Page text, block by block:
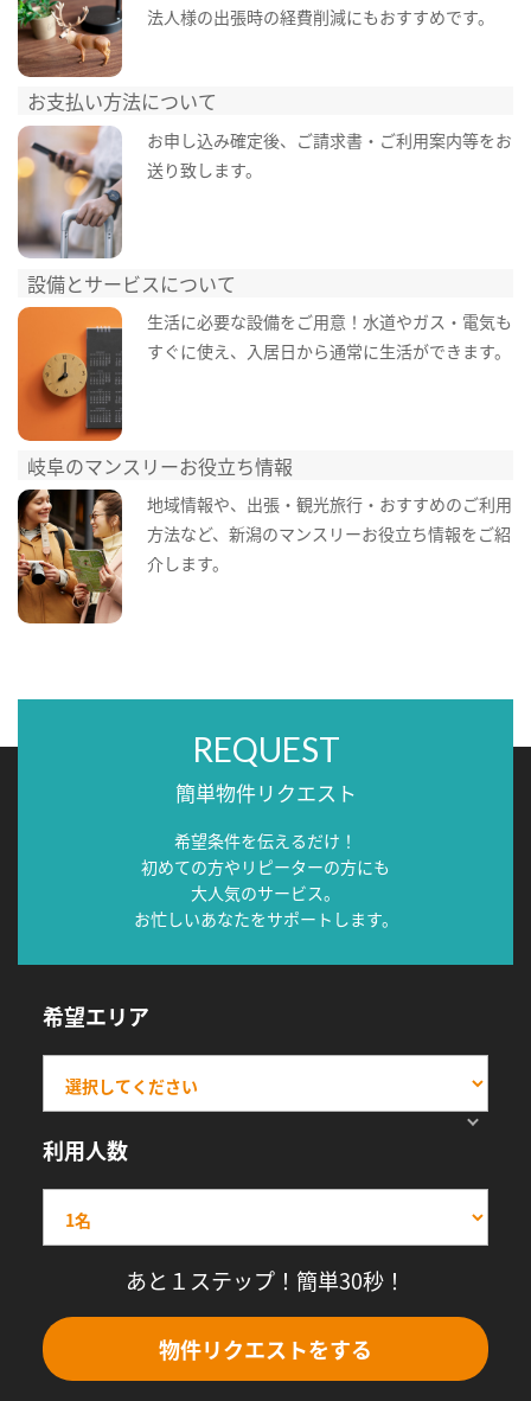
法人様の出張時の経費削減にもおすすめです。
お支払い方法について
お申し込み確定後、ご請求書・ご利用案内等をお
送り致します。
設備とサービスについて
生活に必要な設備をご用意！水道やガス・電気も
すぐに使え、入居日から通常に生活ができます。
岐阜のマンスリーお役立ち情報
地域情報や、出張・観光旅行・おすすめのご利用
方法など、新潟のマンスリーお役立ち情報をご紹
介します。
REQUEST
簡単物件リクエスト
希望条件を伝えるだけ！
初めての方やリピーターの方にも
大人気のサービス。
お忙しいあなたをサポートします。
希望エリア
利用人数
あと１ステップ！簡単30秒！
物件リクエストをする